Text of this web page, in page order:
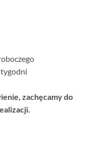
tygodni
zachęcamy do